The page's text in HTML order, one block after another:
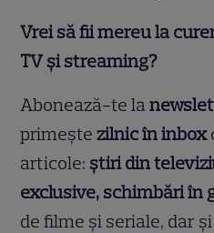
Vrei să fii mereu la
TV și streaming?
Abonează-te la
primește zilnic în inbox
articole: știri din
exclusive, schimbări în
de filme și seriale, dar